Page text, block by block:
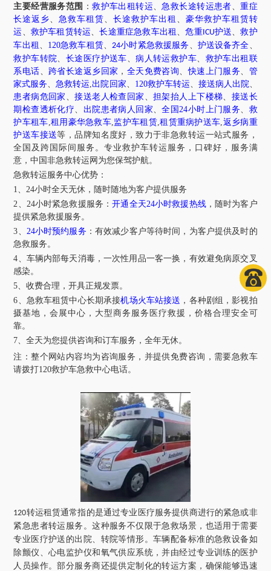
主要经营服务范围 ：救护车出租转运、急救长途转运患者、重症
长途返乡、急救车租赁、长途救护车出租 、 豪华救护车租赁转
运 、 救护车租赁转运、长途重症急救车出租 、危重ICU护送、救护
车出租 、 120急救车租赁、24小时紧急救援服务 、 护送设备齐全、
救护车转院、 长途医疗护送车、病人转运救护车、 救护车出租联
系电话、跨省长途返乡回家 ， 全天免费咨询、快速上门服务、 管
家式服务、急救转运,出院回家、 120救护车转运、 接送病人出院、
患者病危回家 、接送老人检查回家 、担架抬人上下楼梯、 接送长
期检查透析化疗、 出院患者病人回家、全国24小时上门服务、 救
护车租车,租用豪华急救车,监护车租赁,租赁重病护送车,返乡病重
护送车接送等，品牌知名度好，致力于非急救转运一站式服务，
全国及跨国际间服务。专业救护车转运服务，口碑好，服务满
意，中国非急救转运网为您保驾护航。
急救转运服务中心优势：
1、24小时全天无休，随时随地为客户提供服务
2、24小时紧急救援服务：开通全天24小时救援热线，随时为客户
提供紧急救援服务。
3、 24小时预约服务 ：有效减少客户等待时间，为客户提供及时的
急救服务。
4、车辆内部每天消毒，一次性用品一客一换，有效避免病原交叉
感染。
5、收费合理，开具正规发票。
6、急救车租赁中心长期承接机场火车站接送 ，各种剧组，影视拍
摄基地，会展中心，大型商务服务医疗救援，价格合理安全可
靠。
7、全天为您提供咨询和订车服务，全年无休。
注：整个网站内容均为咨询服务，并提供免费咨询，需要急救车
请拨打120救护车急救中心电话。
120转运租赁通常指的是通过专业医疗服务提供商进行的紧急或非
紧急患者转运服务。这种服务不仅限于急救场景，也适用于需要
专业医疗护送的出院、转院等情形。车辆配备标准的急救设备如
除颤仪、心电监护仪和氧气供应系统，并由经过专业训练的医护
人员操作。部分服务商还提供定制化的转运方案，确保能够迅速